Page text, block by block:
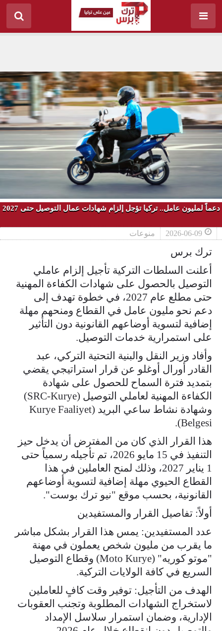
دعماً لمليون عامل.. تركيا تؤجل إلزام شهادات عمال التوصيل حتى 2027
2026-06-09 منوعات
ترك برس
أعلنت السلطات التركية تأجيل إلزام عاملي
التوصيل بالحصول على شهادات الكفاءة المهنية
حتى مطلع عام 2027، في خطوة تهدف إلى
دعم نحو مليون عامل في القطاع ومنحهم مهلة
إضافية لتسوية أوضاعهم القانونية دون التأثير
على استمرارية خدمات التوصيل.
وأفاد وزير النقل والبنية التحتية التركي، عبد
القادر أورال أوغلو عن قرار استراتيجي يقضي
بتمديد فترة السماح للحصول على شهادة
الكفاءة المهنية لعاملي التوصيل (SRC-Kurye)
وشهادة نشاط ساعي البريد (Kurye Faaliyet
Belgesi).
هذا القرار الذي كان من المفترض أن يدخل حيز
التنفيذ في 15 مايو 2026، تم تأجيله رسمياً حتى
1 يناير 2027، وذلك لمنح العاملين في هذا
القطاع الحيوي مهلة إضافية لتسوية أوضاعهم
القانونية، بحسب موقع "نيو ترك بوست".
أولاً: تفاصيل القرار والمستفيدين
عدد المستفيدين: يمس هذا القرار بشكل مباشر
ما يقرب من مليون شخص يعملون في مهنة
"موتو كوريه" (Moto Kurye) وقطاع التوصيل
السريع في كافة الولايات التركية.
الهدف من التأجيل: توفير وقت كافٍ للعاملين
لاستخراج الشهادات المطلوبة وتجنب العقوبات
الإدارية، وضمان استمرار سلاسل الإمداد